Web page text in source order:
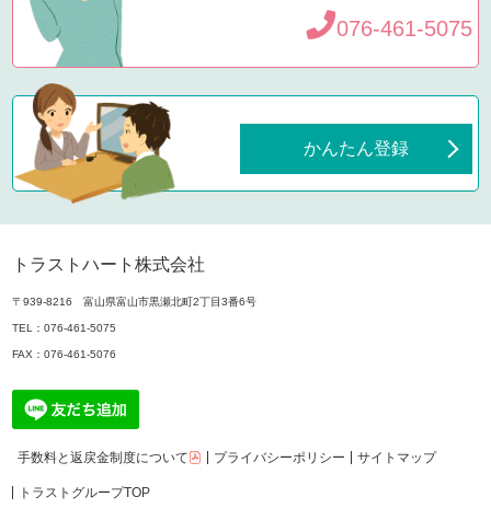
076-461-5075
かんたん登録
トラストハート株式会社
〒939-8216 富山県富山市黒瀬北町2丁目3番6号
TEL：076-461-5075
FAX：076-461-5076
手数料と返戻金制度について プライバシーポリシー サイトマップ
トラストグループTOP